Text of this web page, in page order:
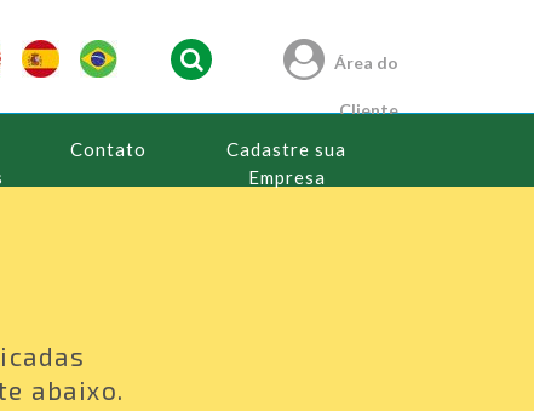
Área do
Cliente
Contato
Cadastre sua
Empresa
abaixo.